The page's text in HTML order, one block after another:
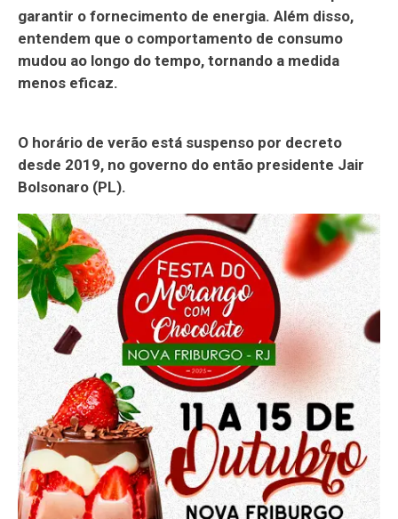
garantir o fornecimento de energia. Além disso,
entendem que o comportamento de consumo
mudou ao longo do tempo, tornando a medida
menos eficaz.
O horário de verão está suspenso por decreto
desde 2019, no governo do então presidente Jair
Bolsonaro (PL).